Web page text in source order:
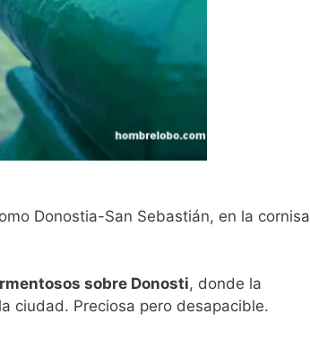
Donostia-San Sebastián, en la cornisa
sobre Donosti, donde la
ciudad. Preciosa pero desapacible.